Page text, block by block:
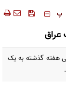
پ
عراق
هفته گذشته به یک